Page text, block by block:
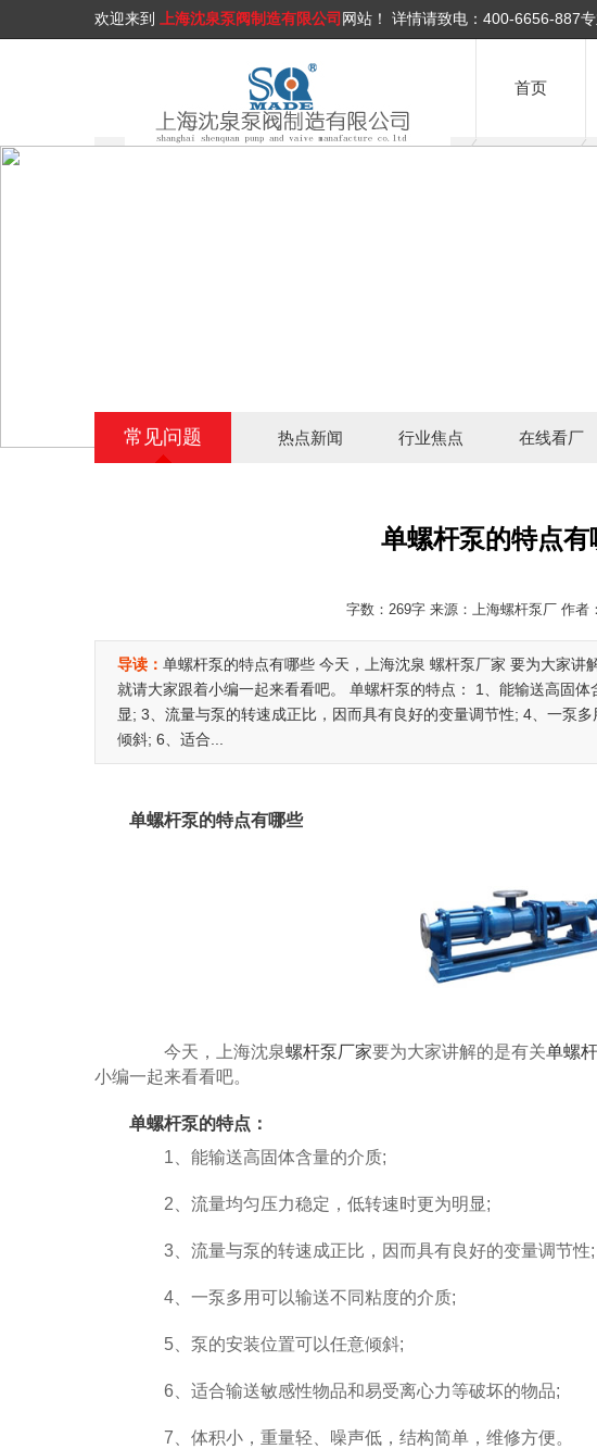
欢迎来到 上海沈泉泵阀制造有限公司 网站！ 详情请致电： 400-6656-887专
首页
常见问题 热点新闻 行业焦点 在线看厂
单螺杆泵的特点有
字数：269字 来源：上海螺杆泵厂 作者
导读： 单螺杆泵的特点有哪些 今天，上海沈泉 螺杆泵厂家 要为大家
就请大家跟着小编一起来看看吧。 单螺杆泵的特点： 1、能输送高固
显; 3、流量与泵的转速成正比，因而具有良好的变量调节性; 4、一泵
倾斜; 6、适合...
单螺杆泵的特点有哪些
今天，上海沈泉螺杆泵厂家要为大家讲解的是有关单螺
小编一起来看看吧。
单螺杆泵的特点：
1、能输送高固体含量的介质;
2、流量均匀压力稳定，低转速时更为明显;
3、流量与泵的转速成正比，因而具有良好的变量调节性;
4、一泵多用可以输送不同粘度的介质;
5、泵的安装位置可以任意倾斜;
6、适合输送敏感性物品和易受离心力等破坏的物品;
7、体积小，重量轻、噪声低，结构简单，维修方便。